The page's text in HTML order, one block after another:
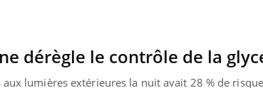
dérègle le contrôle de la
aux lumières extérieures la nuit avait 28 % de